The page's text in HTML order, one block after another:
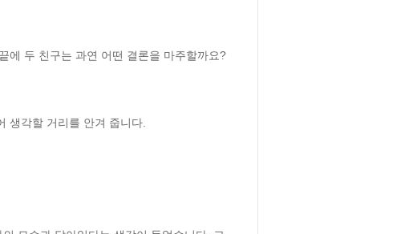
생각할 거리를 안겨 줍니다.